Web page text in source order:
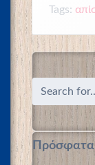
Tags: